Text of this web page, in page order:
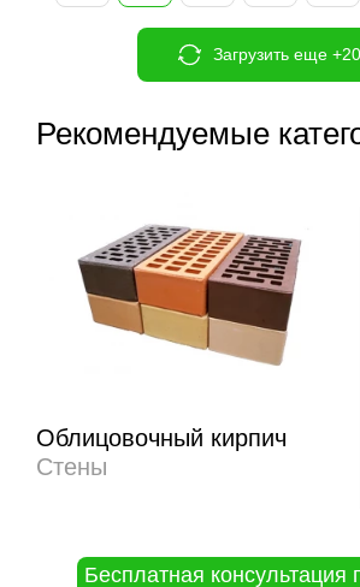
Загрузить еще +20
Рекомендуемые
Облицовочный кирпич
Стены
Бесплатная консультация